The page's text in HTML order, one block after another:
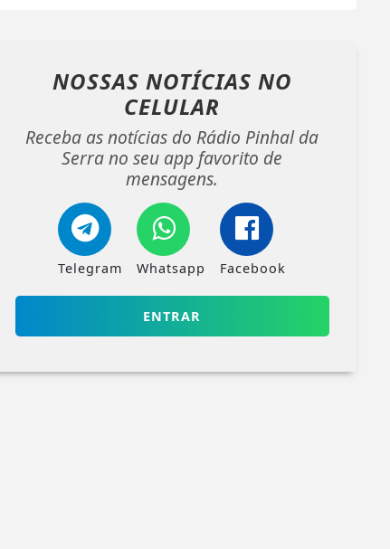
NOSSAS NOTÍCIAS NO
CELULAR
Receba as notícias do Rádio Pinhal da
Serra no seu app favorito de
mensagens.
Telegram Whatsapp Facebook
ENTRAR